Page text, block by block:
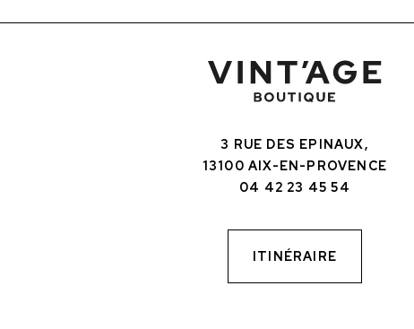
3 RUE DES EPINAUX,
13100 AIX-EN-PROVENCE
04 42 23 45 54
ITINÉRAIRE